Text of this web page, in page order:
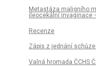
Metastáza maligního
ileocekální invaginace
Recenze
Zápis z jednání schůze
Valná hromada ČCHS